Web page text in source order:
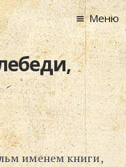
Главная
Новости
Графоманство
* Автотекст
*
* Хронограф
Меню
именем книги,